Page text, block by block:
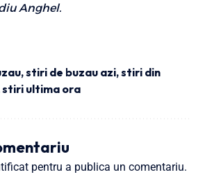
Anghel.
,stiri de buzau azi,stiri din
stiri ultima ora
pentru a publica un comentariu.